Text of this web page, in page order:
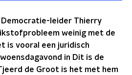
Democratie-leider Thierry
weinig met de
is vooral een juridisch
in Dit is de
de Groot is het met hem